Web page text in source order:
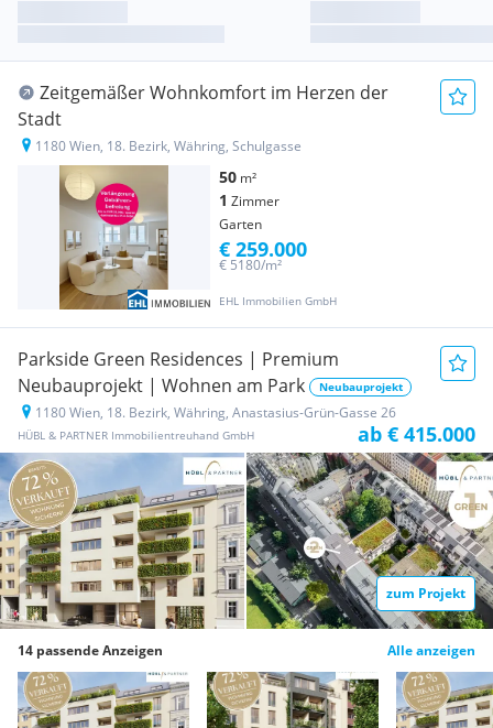
Zeitgemäßer Wohnkomfort im Herzen der
Stadt
1180 Wien, 18. Bezirk, Währing, Schulgasse
50 m²
1 Zimmer
Garten
EHL Immobilien GmbH
€ 5180/m²
€ 259.000
Parkside Green Residences | Premium
Neubauprojekt | Wohnen am Park
Neubauprojekt
1180 Wien, 18. Bezirk, Währing, Anastasius-Grün-Gasse 26
HÜBL & PARTNER Immobilientreuhand GmbH ab € 415.000
zum Projekt
14 passende Anzeigen Alle anzeigen